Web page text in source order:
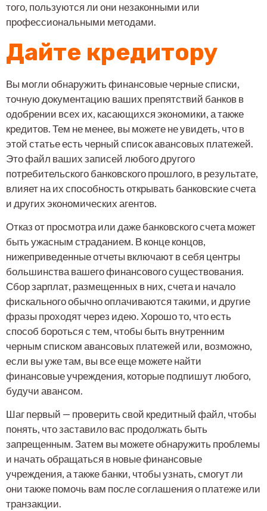
того, пользуются ли они незаконными или
профессиональными методами.
Дайте кредитору
Вы могли обнаружить финансовые черные списки,
точную документацию ваших препятствий банков в
одобрении всех их, касающихся экономики, а также
кредитов. Тем не менее, вы можете не увидеть, что в
этой статье есть черный список авансовых платежей.
Это файл ваших записей любого другого
потребительского банковского прошлого, в результате,
влияет на их способность открывать банковские счета
и других экономических агентов.
Отказ от просмотра или даже банковского счета может
быть ужасным страданием. В конце концов,
нижеприведенные отчеты включают в себя центры
большинства вашего финансового существования.
Сбор зарплат, размещенных в них, счета и начало
фискального обычно оплачиваются такими, и другие
фразы проходят через идею. Хорошо то, что есть
способ бороться с тем, чтобы быть внутренним
черным списком авансовых платежей или, возможно,
если вы уже там, вы все еще можете найти
финансовые учреждения, которые подпишут любого,
будучи авансом.
Шаг первый — проверить свой кредитный файл, чтобы
понять, что заставило вас продолжать быть
запрещенным. Затем вы можете обнаружить проблемы
и начать обращаться в новые финансовые
учреждения, а также банки, чтобы узнать, смогут ли
они также помочь вам после соглашения о платеже или
транзакции.